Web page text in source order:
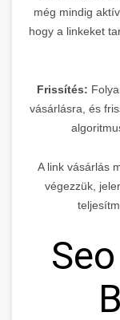
még mindig
hogy a linkeket
Frissítés:
vásárlásra, és
A link vásárlás
végezzük,